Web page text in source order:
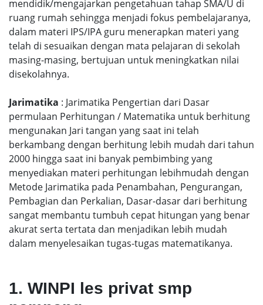
mendidik/mengajarkan pengetahuan tahap SMA/U di
ruang rumah sehingga menjadi fokus pembelajaranya,
dalam materi IPS/IPA guru menerapkan materi yang
telah di sesuaikan dengan mata pelajaran di sekolah
masing-masing, bertujuan untuk meningkatkan nilai
disekolahnya.
Jarimatika : Jarimatika Pengertian dari Dasar
permulaan Perhitungan / Matematika untuk berhitung
mengunakan Jari tangan yang saat ini telah
berkambang dengan berhitung lebih mudah dari tahun
2000 hingga saat ini banyak pembimbing yang
menyediakan materi perhitungan lebihmudah dengan
Metode Jarimatika pada Penambahan, Pengurangan,
Pembagian dan Perkalian, Dasar-dasar dari berhitung
sangat membantu tumbuh cepat hitungan yang benar
akurat serta tertata dan menjadikan lebih mudah
dalam menyelesaikan tugas-tugas matematikanya.
1. WINPI les privat smp